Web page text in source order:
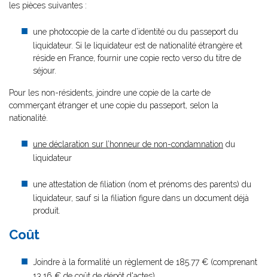
les pièces suivantes :
une photocopie de la carte d’identité ou du passeport du
liquidateur. Si le liquidateur est de nationalité étrangère et
réside en France, fournir une copie recto verso du titre de
séjour.
Pour les non-résidents, joindre une copie de la carte de
commerçant étranger et une copie du passeport, selon la
nationalité.
une déclaration sur l’honneur de non-condamnation du
liquidateur
une attestation de filiation (nom et prénoms des parents) du
liquidateur, sauf si la filiation figure dans un document déjà
produit.
Coût
Joindre à la formalité un règlement de 185.77 € (comprenant